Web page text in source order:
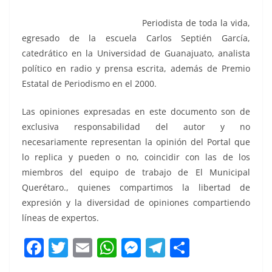
Periodista de toda la vida,
egresado de la escuela Carlos Septién García,
catedrático en la Universidad de Guanajuato, analista
político en radio y prensa escrita, además de Premio
Estatal de Periodismo en el 2000.
Las opiniones expresadas en este documento son de
exclusiva responsabilidad del autor y no
necesariamente representan la opinión del Portal que
lo replica y pueden o no, coincidir con las de los
miembros del equipo de trabajo de El Municipal
Querétaro., quienes compartimos la libertad de
expresión y la diversidad de opiniones compartiendo
líneas de expertos.
F
a
T
w
E
m
W
h
M
e
T
el